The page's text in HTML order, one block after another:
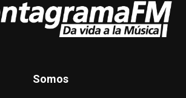
Somos